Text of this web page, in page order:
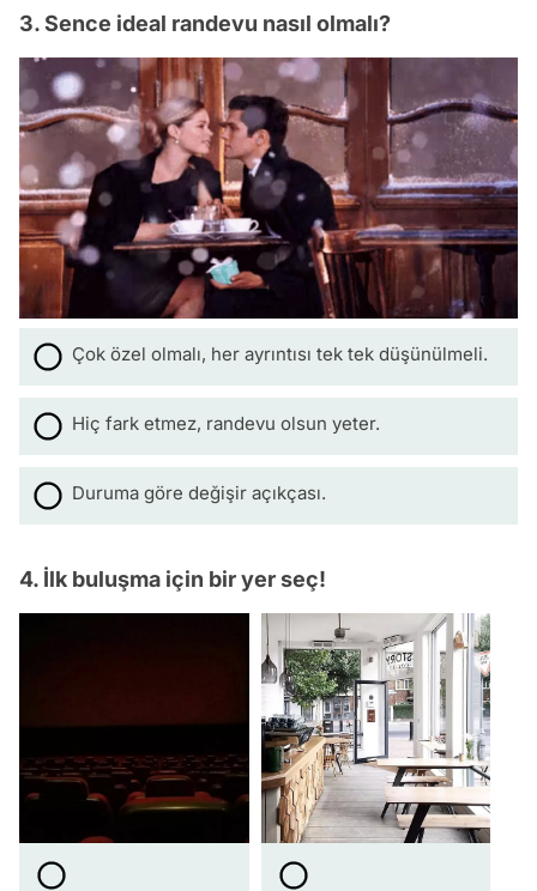
3. Sence ideal randevu nasıl olmalı?
Çok özel olmalı, her ayrıntısı tek tek düşünülmeli.
Hiç fark etmez, randevu olsun yeter.
Duruma göre değişir açıkçası.
4. İlk buluşma için bir yer seç!